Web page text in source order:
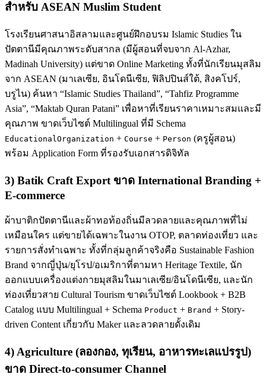
สำหรับ ASEAN Muslim Student
โรงเรียนศาสนาอิสลามและศูนย์ฝึกอบรม Islamic Studies ใน
ปัตตานีมีคุณภาพระดับสากล (มีผู้สอนที่จบจาก Al-Azhar,
Madinah University) แต่ขาด Online Marketing ทั้งที่นักเรียนมุสลิม
จาก ASEAN (มาเลเซีย, อินโดนีเซีย, ฟิลิปปินส์ใต้, สิงคโปร์,
บรูไน) ค้นหา “Islamic Studies Thailand”, “Tahfiz Programme
Asia”, “Maktab Quran Patani” เพื่อหาที่เรียนราคาเหมาะสมและมี
คุณภาพ ขาดเว็บไซต์ Multilingual ที่มี Schema
EducationalOrganization + Course + Person (ครูผู้สอน)
พร้อม Application Form ที่รองรับเอกสารดิจิทัล
3) Batik Craft Export ขาด International Branding +
E-commerce
ผ้าบาติกปัตตานีและผ้าทอท้องถิ่นมีลวดลายและคุณภาพที่ไม่
เหมือนใคร แต่ขายได้เฉพาะในงาน OTOP, ตลาดท่องเที่ยว และ
รายการสั่งทำเฉพาะ ทั้งที่กลุ่มลูกค้าจริงคือ Sustainable Fashion
Brand จากญี่ปุ่น/ยุโรป/อเมริกาที่ตามหา Heritage Textile, นัก
ออกแบบเครื่องแต่งกายมุสลิมในมาเลเซีย/อินโดนีเซีย, และนัก
ท่องเที่ยวสาย Cultural Tourism ขาดเว็บไซต์ Lookbook + B2B
Catalog แบบ Multilingual + Schema Product + Brand + Story-
driven Content เกี่ยวกับ Maker และลวดลายดั้งเดิม
4) Agriculture (ลองกอง, ทุเรียน, อาหารทะเลแปรรูป)
ขาด Direct-to-consumer Channel